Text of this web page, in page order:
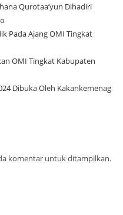
Qurotaa’yun Dihadiri
Pada Ajang OMI Tingkat
OMI Tingkat Kabupaten
Dibuka Oleh Kakankemenag
komentar untuk ditampilkan.